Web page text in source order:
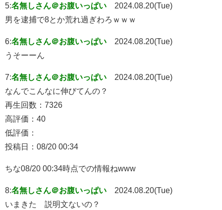
5:名無しさん＠お腹いっぱい
2024.08.20(Tue)
男を逮捕で8とか荒れ過ぎわろｗｗｗ
6:名無しさん＠お腹いっぱい
2024.08.20(Tue)
うそーーん
7:名無しさん＠お腹いっぱい
2024.08.20(Tue)
なんでこんなに伸びてんの？
再生回数：7326
高評価：40
低評価：
投稿日：08/20 00:34
ちな08/20 00:34時点での情報ねwww
8:名無しさん＠お腹いっぱい
2024.08.20(Tue)
いまきた 説明文ないの？